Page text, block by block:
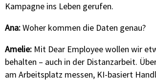
Kampagne ins Leben gerufen.
Ana:Woher kommen die Daten genau?
Amelie: Mit Dear Employeewollen wir
behalten – auch in der Distanzarbeit.
am Arbeitsplatz messen, KI-basiert